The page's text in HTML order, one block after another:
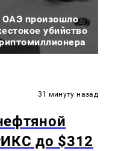
ОАЭ произошло
убийство
31 минуту назад
до $312